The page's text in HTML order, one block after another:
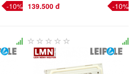
-10% 139.500 đ -10%